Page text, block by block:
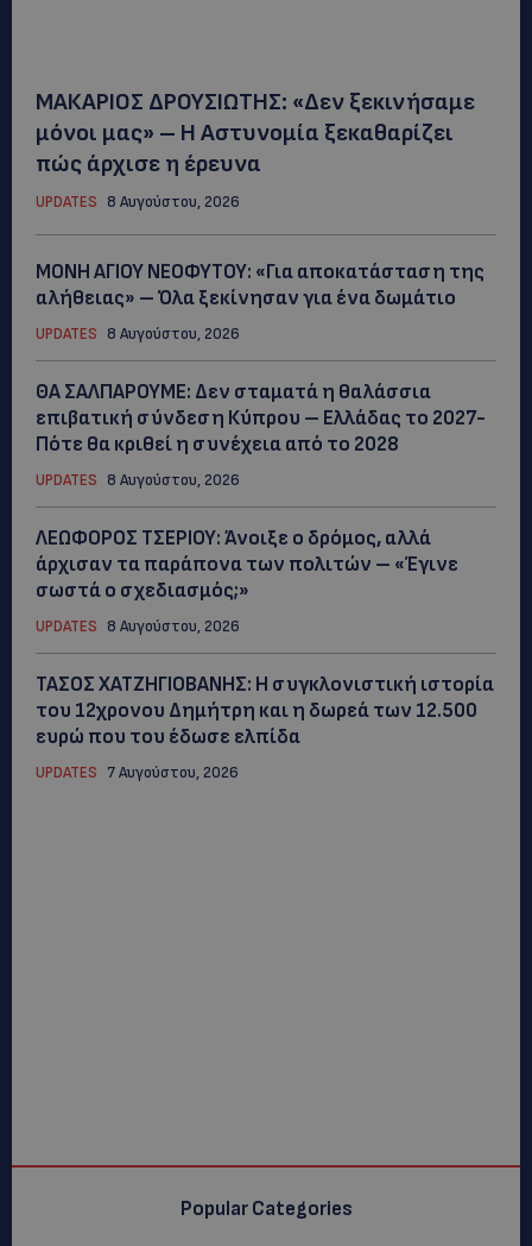
ΜΑΚΑΡΙΟΣ ΔΡΟΥΣΙΩΤΗΣ: «Δεν ξεκινήσαμε
μόνοι μας» – Η Αστυνομία ξεκαθαρίζει
πώς άρχισε η έρευνα
UPDATES 8 Αυγούστου, 2026
ΜΟΝΗ ΑΓΙΟΥ ΝΕΟΦΥΤΟΥ: «Για αποκατάσταση της
αλήθειας» – Όλα ξεκίνησαν για ένα δωμάτιο
UPDATES 8 Αυγούστου, 2026
ΘΑ ΣΑΛΠΑΡΟΥΜΕ: Δεν σταματά η θαλάσσια
επιβατική σύνδεση Κύπρου – Ελλάδας το 2027-
Πότε θα κριθεί η συνέχεια από το 2028
UPDATES 8 Αυγούστου, 2026
ΛΕΩΦΟΡΟΣ ΤΣΕΡΙΟΥ: Άνοιξε ο δρόμος, αλλά
άρχισαν τα παράπονα των πολιτών – «Έγινε
σωστά ο σχεδιασμός;»
UPDATES 8 Αυγούστου, 2026
ΤΑΣΟΣ ΧΑΤΖΗΓΙΟΒΑΝΗΣ: Η συγκλονιστική ιστορία
του 12χρονου Δημήτρη και η δωρεά των 12.500
ευρώ που του έδωσε ελπίδα
UPDATES 7 Αυγούστου, 2026
Popular Categories